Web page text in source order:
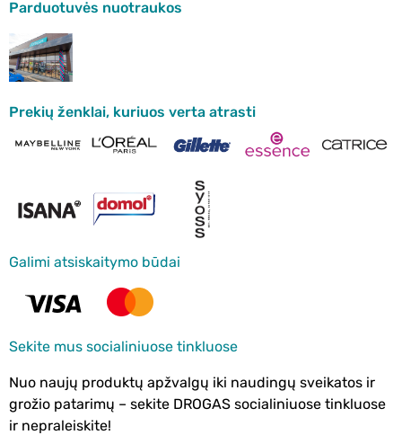
Parduotuvės nuotraukos
Prekių ženklai, kuriuos verta atrasti
Galimi atsiskaitymo būdai
Sekite mus socialiniuose tinkluose
Nuo naujų produktų apžvalgų iki naudingų sveikatos ir
grožio patarimų – sekite DROGAS socialiniuose tinkluose
ir nepraleiskite!